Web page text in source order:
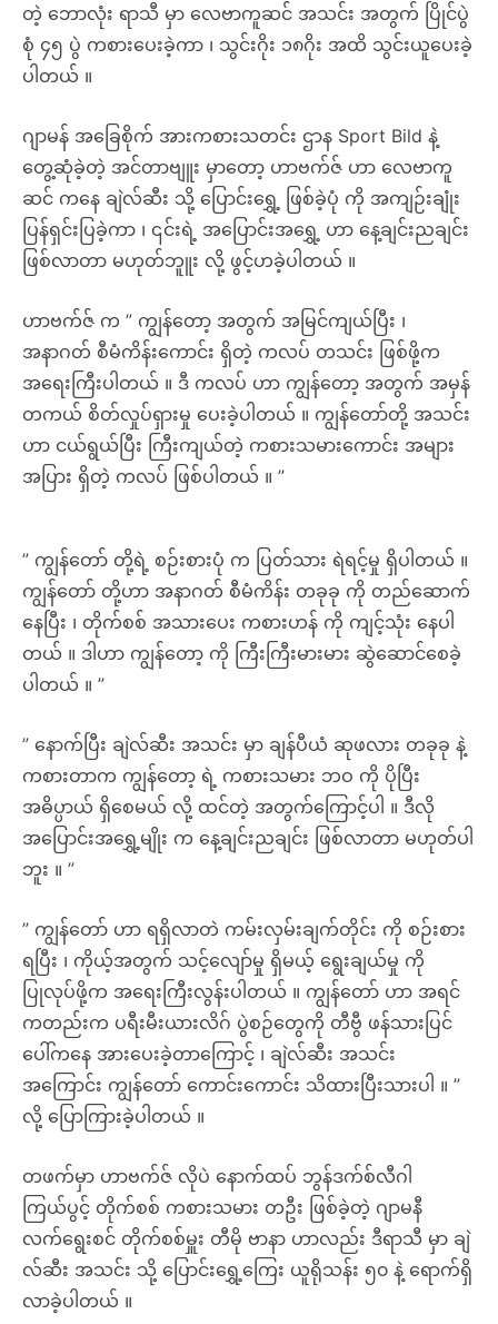
တဲ့ ဘောလုံး ရာသီ မှာ လေဗာကူဆင် အသင်း အတွက် ပြိုင်ပွဲ
စုံ ၄၅ ပွဲ ကစားပေးခဲ့ကာ ၊ သွင်းဂိုး ၁၈ဂိုး အထိ သွင်းယူပေးခဲ့
ပါတယ် ။
ဂျာမန် အခြေစိုက် အားကစားသတင်း ဌာန Sport Bild နဲ့
တွေ့ဆုံခဲ့တဲ့ အင်တာဗျူး မှာတော့ ဟာဗက်ဇ် ဟာ လေဗာကူ
ဆင် ကနေ ချဲလ်ဆီး သို့ ပြောင်းရွှေ့ ဖြစ်ခဲ့ပုံ ကို အကျဉ်းချုံး
ပြန်ရှင်းပြခဲ့ကာ ၊ ၎င်းရဲ့ အပြောင်းအရွှေ့ ဟာ နေ့ချင်းညချင်း
ဖြစ်လာတာ မဟုတ်ဘူူး လို့ ဖွင့်ဟခဲ့ပါတယ် ။
ဟာဗက်ဇ် က ” ကျွန်တော့ အတွက် အမြင်ကျယ်ပြီး ၊
အနာဂတ် စီမံကိန်းကောင်း ရှိတဲ့ ကလပ် တသင်း ဖြစ်ဖို့က
အရေးကြီးပါတယ် ။ ဒီ ကလပ် ဟာ ကျွန်တော့ အတွက် အမှန်
တကယ် စိတ်လှုပ်ရှားမှု ပေးခဲ့ပါတယ် ။ ကျွန်တော်တို့ အသင်း
ဟာ ငယ်ရွယ်ပြီး ကြီးကျယ်တဲ့ ကစားသမားကောင်း အများ
အပြား ရှိတဲ့ ကလပ် ဖြစ်ပါတယ် ။ ”
” ကျွန်တော် တို့ရဲ့ စဉ်းစားပုံ က ပြတ်သား ရဲရင့်မှု ရှိပါတယ် ။
ကျွန်တော် တို့ဟာ အနာဂတ် စီမံကိန်း တခုခု ကို တည်ဆောက်
နေပြီး ၊ တိုက်စစ် အသားပေး ကစားဟန် ကို ကျင့်သုံး နေပါ
တယ် ။ ဒါဟာ ကျွန်တော့ ကို ကြီးကြီးမားမား ဆွဲဆောင်စေခဲ့
ပါတယ် ။ ”
” နောက်ပြီး ချဲလ်ဆီး အသင်း မှာ ချန်ပီယံ ဆုဖလား တခုခု နဲ့
ကစားတာက ကျွန်တော့ ရဲ့ ကစားသမား ဘဝ ကို ပိုပြီး
အဓိပ္ပာယ် ရှိစေမယ် လို့ ထင်တဲ့ အတွက်ကြောင့်ပါ ။ ဒီလို
အပြောင်းအရွှေ့မျိုး က နေ့ချင်းညချင်း ဖြစ်လာတာ မဟုတ်ပါ
ဘူး ။ ”
” ကျွန်တော် ဟာ ရရှိလာတဲ ကမ်းလှမ်းချက်တိုင်း ကို စဉ်းစား
ရပြီး ၊ ကိုယ့်အတွက် သင့်လျော်မှု ရှိမယ့် ရွေးချယ်မှု ကို
ပြုလုပ်ဖို့က အရေးကြီးလွန်းပါတယ် ။ ကျွန်တော် ဟာ အရင်
ကတည်းက ပရီးမီးယားလိဂ် ပွဲစဉ်တွေကို တီဗွီ ဖန်သားပြင်
ပေါ်ကနေ အားပေးခဲ့တာကြောင့် ၊ ချဲလ်ဆီး အသင်း
အကြောင်း ကျွန်တော် ကောင်းကောင်း သိထားပြီးသားပါ ။ ”
လို့ ပြောကြားခဲ့ပါတယ် ။
တဖက်မှာ ဟာဗက်ဇ် လိုပဲ နောက်ထပ် ဘွန်ဒက်စ်လီဂါ
ကြယ်ပွင့် တိုက်စစ် ကစားသမား တဦး ဖြစ်ခဲ့တဲ့ ဂျာမနီ
လက်ရွေးစင် တိုက်စစ်မှူး တီမို ဗာနာ ဟာလည်း ဒီရာသီ မှာ ချဲ
လ်ဆီး အသင်း သို့ ပြောင်းရွှေ့ကြေး ယူရိုသန်း ၅၀ နဲ့ ရောက်ရှိ
လာခဲ့ပါတယ် ။